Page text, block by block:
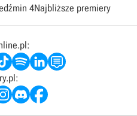
4Najbliższe premiery